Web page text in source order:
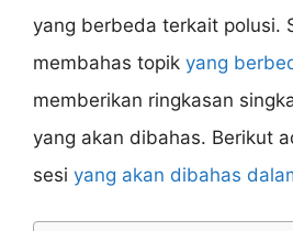
yang berbeda terkait polusi.
membahas topik yang
memberikan ringkasan
yang akan dibahas. Berikut
sesi yang akan dibahas